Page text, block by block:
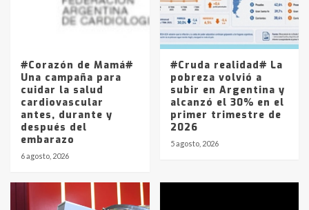
Los precios de los combustibles en
La Pampa, desde YPF hasta Axion
entre 857 a 1338 pesos
#Corazón de Mamá#
Una campaña para
cuidar la salud
cardiovascular
antes, durante y
después del
embarazo
6 agosto, 2026
#Cruda realidad# La
pobreza volvió a
subir en Argentina y
alcanzó el 30% en el
primer trimestre de
2026
5 agosto, 2026